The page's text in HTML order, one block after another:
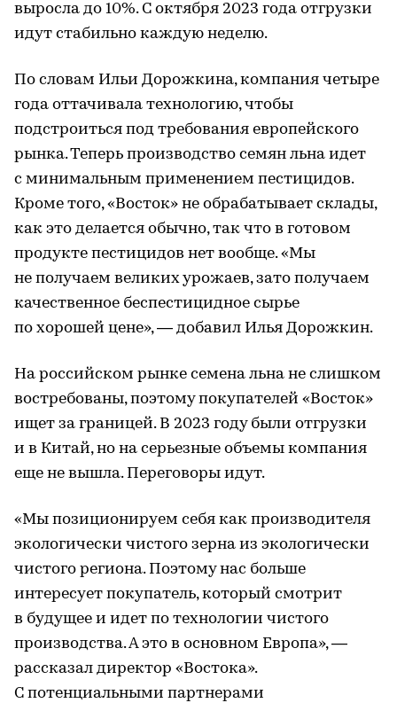
выросла до 10%. С октября 2023 года отгрузки
идут стабильно каждую неделю.
По словам Ильи Дорожкина, компания четыре
года оттачивала технологию, чтобы
подстроиться под требования европейского
рынка. Теперь производство семян льна идет
с минимальным применением пестицидов.
Кроме того, «Восток» не обрабатывает склады,
как это делается обычно, так что в готовом
продукте пестицидов нет вообще. «Мы
не получаем великих урожаев, зато получаем
качественное беспестицидное сырье
по хорошей цене», — добавил Илья Дорожкин.
На российском рынке семена льна не слишком
востребованы, поэтому покупателей «Восток»
ищет за границей. В 2023 году были отгрузки
и в Китай, но на серьезные объемы компания
еще не вышла. Переговоры идут.
«Мы позиционируем себя как производителя
экологически чистого зерна из экологически
чистого региона. Поэтому нас больше
интересует покупатель, который смотрит
в будущее и идет по технологии чистого
производства. А это в основном Европа», —
рассказал директор «Востока».
С потенциальными партнерами